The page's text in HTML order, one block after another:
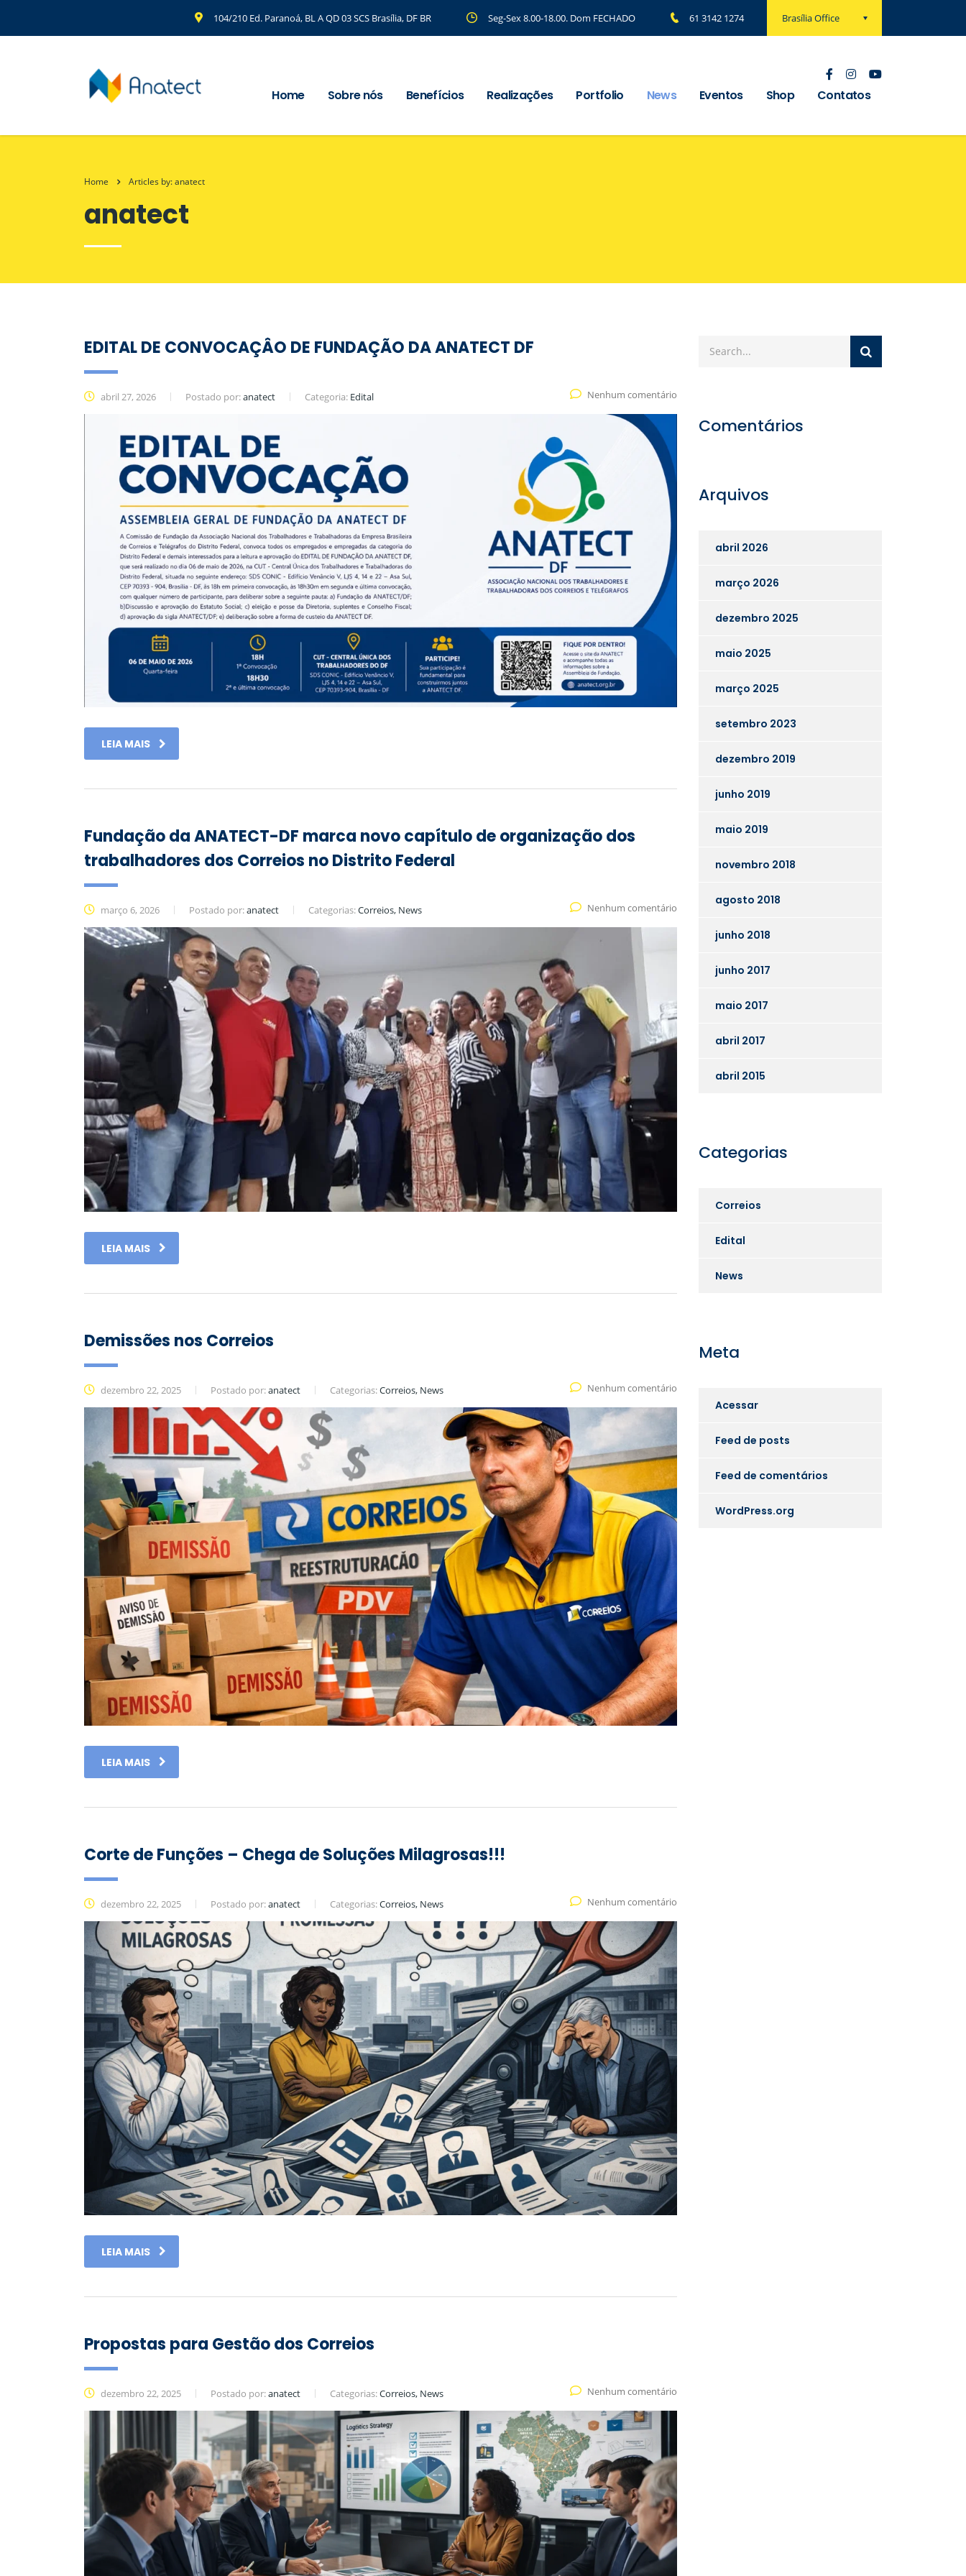
Brasília Office
104/210 Ed. Paranoá, BL A QD 03 SCS Brasília, DF BR Seg-Sex 8.00-18.00. Dom FECHADO 61 3142 1274
Home Sobre nós Benefícios Realizações Portfolio News Eventos Shop Contatos
Home Articles by: anatect
anatect
EDITAL DE CONVOCAÇÂO DE FUNDAÇÃO DA ANATECT DF
abril 27, 2026 Postado por:anatect Categoria: Edital Nenhum comentário
LEIA MAIS
Fundação da ANATECT-DF marca novo capítulo de organização dos
trabalhadores dos Correios no Distrito Federal
março 6, 2026 Postado por:anatect Categorias:Correios, News Nenhum comentário
LEIA MAIS
Demissões nos Correios
dezembro 22, 2025 Postado por:anatect Categorias:Correios, News Nenhum comentário
LEIA MAIS
Corte de Funções – Chega de Soluções Milagrosas!!!
dezembro 22, 2025 Postado por:anatect Categorias:Correios, News Nenhum comentário
LEIA MAIS
Propostas para Gestão dos Correios
dezembro 22, 2025 Postado por:anatect Categorias:Correios, News Nenhum comentário
Comentários
Arquivos
abril 2026
março 2026
dezembro 2025
maio 2025
março 2025
setembro 2023
dezembro 2019
junho 2019
maio 2019
novembro 2018
agosto 2018
junho 2018
junho 2017
maio 2017
abril 2017
abril 2015
Categorias
Correios
Edital
News
Meta
Acessar
Feed de posts
Feed de comentários
WordPress.org